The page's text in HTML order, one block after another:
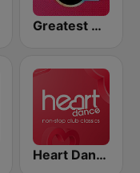
Greatest Hits Radio
Heart Dance